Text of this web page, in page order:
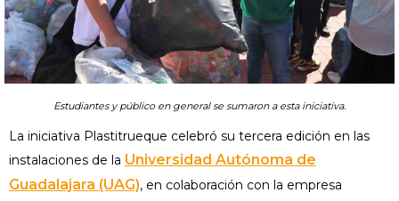
Estudiantes y público en general se sumaron a esta iniciativa.
La iniciativa Plastitrueque celebró su tercera edición en las
instalaciones de la Universidad Autónoma de
Guadalajara (UAG), en colaboración con la empresa